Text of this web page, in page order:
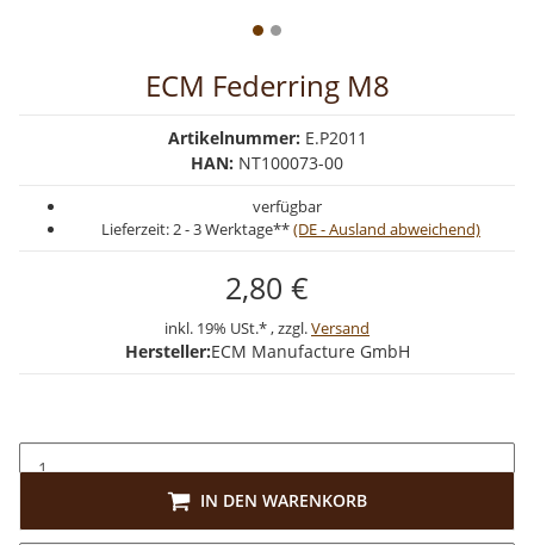
ECM Federring M8
Artikelnummer: E.P2011
HAN: NT100073-00
verfügbar
Lieferzeit:2 - 3 Werktage**(DE - Ausland abweichend)
2,80 €
inkl. 19% USt.* , zzgl.Versand
Hersteller:ECM Manufacture GmbH
IN DEN WARENKORB